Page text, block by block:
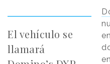
El vehículo se
llamará